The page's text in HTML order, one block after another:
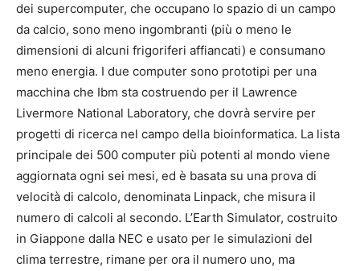
dei supercomputer, che occupano lo spazio di un campo
da calcio, sono meno ingombranti (più o meno le
dimensioni di alcuni frigoriferi affiancati) e consumano
meno energia. I due computer sono prototipi per una
macchina che Ibm sta costruendo per il Lawrence
Livermore National Laboratory, che dovrà servire per
progetti di ricerca nel campo della bioinformatica. La lista
principale dei 500 computer più potenti al mondo viene
aggiornata ogni sei mesi, ed è basata su una prova di
velocità di calcolo, denominata Linpack, che misura il
numero di calcoli al secondo. L’Earth Simulator, costruito
in Giappone dalla NEC e usato per le simulazioni del
clima terrestre, rimane per ora il numero uno, ma